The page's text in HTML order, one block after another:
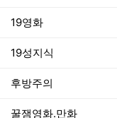
19영화
19성지식
후방주의
꿀잼영화.만화